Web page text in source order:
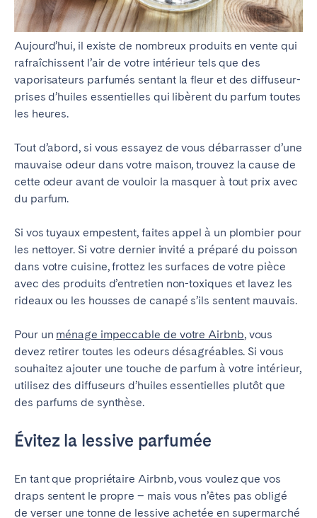
Aujourd’hui, il existe de nombreux produits en vente qui
rafraîchissent l’air de votre intérieur tels que des
vaporisateurs parfumés sentant la fleur et des diffuseur-
prises d’huiles essentielles qui libèrent du parfum toutes
les heures.
Tout d’abord, si vous essayez de vous débarrasser d’une
mauvaise odeur dans votre maison, trouvez la cause de
cette odeur avant de vouloir la masquer à tout prix avec
du parfum.
Si vos tuyaux empestent, faites appel à un plombier pour
les nettoyer. Si votre dernier invité a préparé du poisson
dans votre cuisine, frottez les surfaces de votre pièce
avec des produits d’entretien non-toxiques et lavez les
rideaux ou les housses de canapé s’ils sentent mauvais.
Pour un ménage impeccable de votre Airbnb, vous
devez retirer toutes les odeurs désagréables. Si vous
souhaitez ajouter une touche de parfum à votre intérieur,
utilisez des diffuseurs d’huiles essentielles plutôt que
des parfums de synthèse.
Évitez la lessive parfumée
En tant que propriétaire Airbnb, vous voulez que vos
draps sentent le propre – mais vous n’êtes pas obligé
de verser une tonne de lessive achetée en supermarché